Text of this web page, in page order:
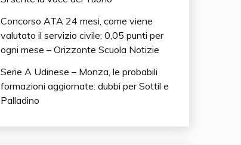
Concorso ATA 24 mesi, come viene
valutato il servizio civile: 0,05 punti per
ogni mese – Orizzonte Scuola Notizie
Serie A Udinese – Monza, le probabili
formazioni aggiornate: dubbi per Sottil e
Palladino